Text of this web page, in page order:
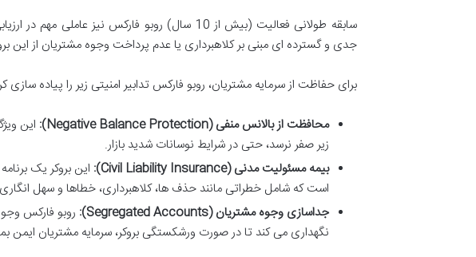
سابقه طولانی فعالیت (بیش از 10 سال) روبو فارکس
جدی و گسترده ای مبنی بر کلاهبرداری یا عدم پرداخت وجوه مشتریان از این
برای حفاظت از سرمایه مشتریان، روبو فارکس تدابیر امنیتی زیر را پیاده سازی
محافظت از بالانس منفی (Negative Balance Protection):
این
زیر صفر نرسد، حتی در شرایط نوسانات شدید بازار.
بیمه مسئولیت مدنی (Civil Liability Insurance):
است که شامل خطراتی مانند حذف ها، کلاهبرداری، خطاها و سهل
جداسازی وجوه مشتریان (Segregated Accounts):
روبو فارکس
نگهداری می کند تا در صورت ورشکستگی بروکر، سرمایه مشتریان ایمن